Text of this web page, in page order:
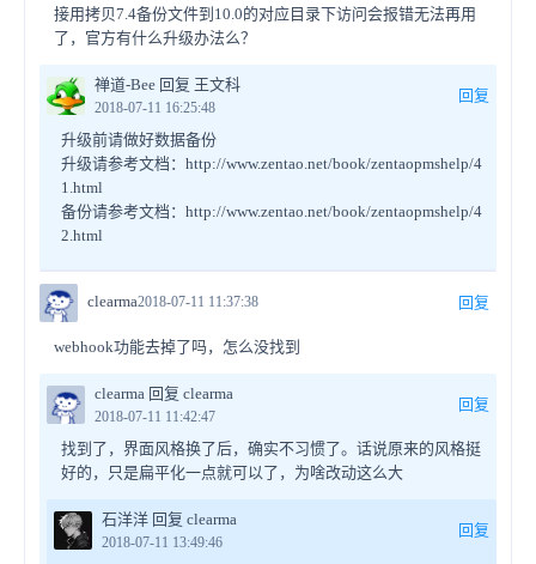
接用拷贝7.4备份文件到10.0的对应目录下访问会报错无法再用
了，官方有什么升级办法么？
禅道-Bee 回复 王文科
2018-07-11 16:25:48
回复
升级前请做好数据备份
升级请参考文档：http://www.zentao.net/book/zentaopmshelp/4
1.html
备份请参考文档：http://www.zentao.net/book/zentaopmshelp/4
2.html
clearma2018-07-11 11:37:38 回复
webhook功能去掉了吗，怎么没找到
clearma 回复 clearma
2018-07-11 11:42:47
回复
找到了，界面风格换了后，确实不习惯了。话说原来的风格挺
好的，只是扁平化一点就可以了，为啥改动这么大
石洋洋 回复 clearma
2018-07-11 13:49:46
回复